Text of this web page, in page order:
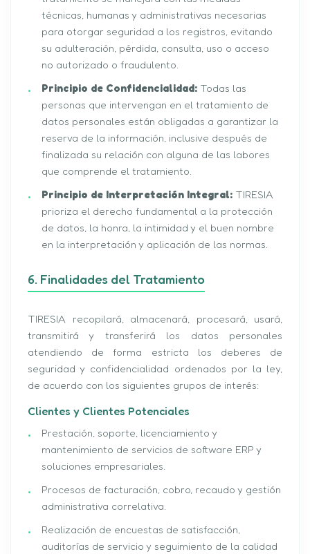
técnicas, humanas y administrativas necesarias
para otorgar seguridad a los registros, evitando
su adulteración, pérdida, consulta, uso o acceso
no autorizado o fraudulento.
Principio de Confidencialidad: Todas las
personas que intervengan en el tratamiento de
datos personales están obligadas a garantizar la
reserva de la información, inclusive después de
finalizada su relación con alguna de las labores
que comprende el tratamiento.
Principio de Interpretación Integral: TIRESIA
prioriza el derecho fundamental a la protección
de datos, la honra, la intimidad y el buen nombre
en la interpretación y aplicación de las normas.
6. Finalidades del Tratamiento
TIRESIA recopilará, almacenará, procesará, usará,
transmitirá y transferirá los datos personales
atendiendo de forma estricta los deberes de
seguridad y confidencialidad ordenados por la ley,
de acuerdo con los siguientes grupos de interés:
Clientes y Clientes Potenciales
Prestación, soporte, licenciamiento y
mantenimiento de servicios de software ERP y
soluciones empresariales.
Procesos de facturación, cobro, recaudo y gestión
administrativa correlativa.
Realización de encuestas de satisfacción,
auditorías de servicio y seguimiento de la calidad